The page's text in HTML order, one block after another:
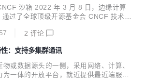
感知能力，无法提供就近访问等问题。
被接纳为 CNCF 沙箱级项目，
个边缘容器网络项目。 1. 跨集群需求...
沙箱 2022 年 3 月 8 日，边缘计算
过了全球顶级开源基金会 CNCF 技术监
意味着 FabEdge 得到了云原生开源社
、合作伙伴等共同参与项目建设，协作
场景容器网络管理。 Sandbox 是 CNCF
提供一个有益的、中立的家园，以促进
2 评论
：支持多集群通讯
或数据源头的⼀侧，采用网络、计算、
为⼀体的开放平台，就近提供最近端服